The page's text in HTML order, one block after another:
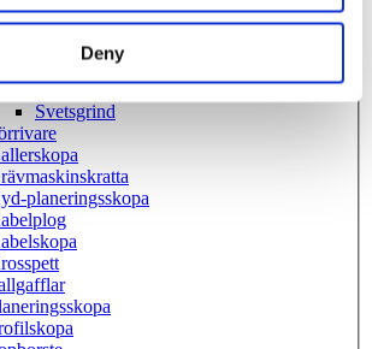
Deny
Fäste Kabel­­plog/­Avjämnings­­balk
Fäste Sop­borste
Svets­grind
planerings­skopa